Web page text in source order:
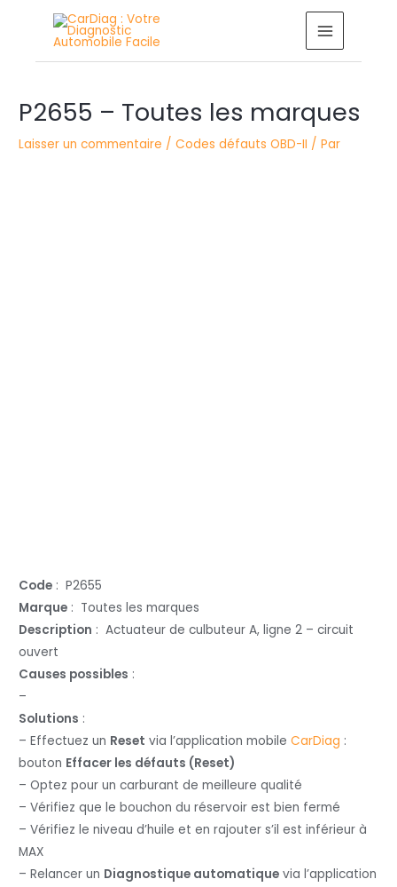
MAIN
MENU
P2655 – Toutes les marques
Laisser un commentaire /Codes défauts OBD-II / Par
Code : P2655
Marque : Toutes les marques
Description : Actuateur de culbuteur A, ligne 2 – circuit
ouvert
Causes possibles :
–
Solutions :
– Effectuez un Reset via l’application mobileCarDiag :
bouton Effacer les défauts (Reset)
– Optez pour un carburant de meilleure qualité
– Vérifiez que le bouchon du réservoir est bien fermé
– Vérifiez le niveau d’huile et en rajouter s’il est inférieur à
MAX
– Relancer un Diagnostique automatique via l’application
des
articles